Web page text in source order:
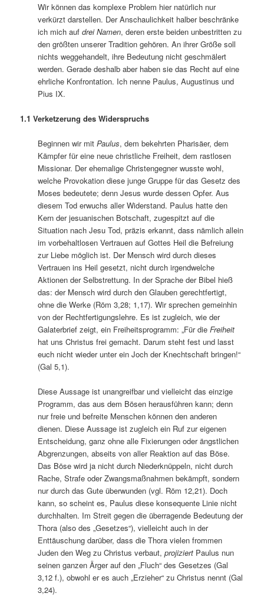
Wir können das komplexe Problem hier natürlich nur
verkürzt darstellen. Der Anschaulichkeit halber beschränke
ich mich aufdrei Namen, deren erste beiden unbestritten zu
den größten unserer Tradition gehören. An ihrer Größe soll
nichts weggehandelt, ihre Bedeutung nicht geschmälert
werden. Gerade deshalb aber haben sie das Recht auf eine
ehrliche Konfrontation. Ich nenne Paulus, Augustinus und
Pius IX.
1.1 Verketzerung des Widerspruchs
Beginnen wir mitPaulus, dem bekehrten Pharisäer, dem
Kämpfer für eine neue christliche Freiheit, dem rastlosen
Missionar. Der ehemalige Christengegner wusste wohl,
welche Provokation diese junge Gruppe für das Gesetz des
Moses bedeutete; denn Jesus wurde dessen Opfer. Aus
diesem Tod erwuchs aller Widerstand. Paulus hatte den
Kern der jesuanischen Botschaft, zugespitzt auf die
Situation nach Jesu Tod, präzis erkannt, dass nämlich allein
im vorbehaltlosen Vertrauen auf Gottes Heil die Befreiung
zur Liebe möglich ist. Der Mensch wird durch dieses
Vertrauen ins Heil gesetzt, nicht durch irgendwelche
Aktionen der Selbstrettung. In der Sprache der Bibel hieß
das: der Mensch wird durch den Glauben gerechtfertigt,
ohne die Werke (Röm 3,28; 1,17). Wir sprechen gemeinhin
von der Rechtfertigungslehre. Es ist zugleich, wie der
Galaterbrief zeigt, ein Freiheitsprogramm: „Für dieFreiheit
hat uns Christus frei gemacht. Darum steht fest und lasst
euch nicht wieder unter ein Joch der Knechtschaft bringen!“
(Gal 5,1).
Diese Aussage ist unangreifbar und vielleicht das einzige
Programm, das aus dem Bösen herausführen kann; denn
nur freie und befreite Menschen können den anderen
dienen. Diese Aussage ist zugleich ein Ruf zur eigenen
Entscheidung, ganz ohne alle Fixierungen oder ängstlichen
Abgrenzungen, abseits von aller Reaktion auf das Böse.
Das Böse wird ja nicht durch Niederknüppeln, nicht durch
Rache, Strafe oder Zwangsmaßnahmen bekämpft, sondern
nur durch das Gute überwunden (vgl. Röm 12,21). Doch
kann, so scheint es, Paulus diese konsequente Linie nicht
durchhalten. Im Streit gegen die überragende Bedeutung der
Thora (also des „Gesetzes“), vielleicht auch in der
Enttäuschung darüber, dass die Thora vielen frommen
Juden den Weg zu Christus verbaut,projiziert Paulus nun
seinen ganzen Ärger auf den „Fluch“ des Gesetzes (Gal
3,12 f.), obwohl er es auch „Erzieher“ zu Christus nennt (Gal
3,24).